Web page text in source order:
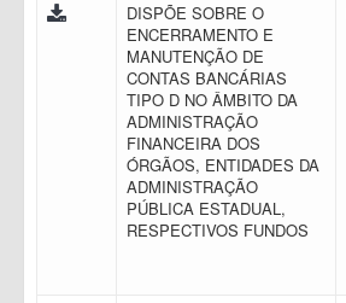
DISPÕE SOBRE O
ENCERRAMENTO E
MANUTENÇÃO DE
CONTAS BANCÁRIAS
TIPO D NO ÂMBITO DA
ADMINISTRAÇÃO
FINANCEIRA DOS
ÓRGÃOS, ENTIDADES DA
ADMINISTRAÇÃO
PÚBLICA ESTADUAL,
RESPECTIVOS FUNDOS